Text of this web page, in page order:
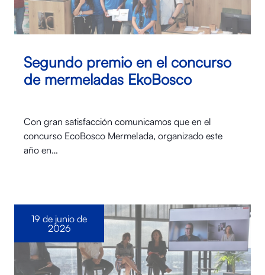
Segundo premio en el concurso
de mermeladas EkoBosco
Con gran satisfacción comunicamos que en el
concurso EcoBosco Mermelada, organizado este
año en…
19 de junio de
2026